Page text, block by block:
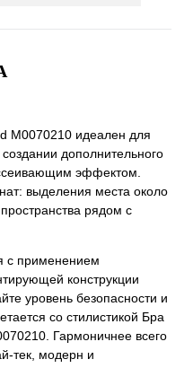
М0070210 идеален для
дополнительного
эффектом.
выделения места около
рядом с
с применением
конструкции
уровень безопасности и
со стилистикой Бра
Гармоничнее всего
тек, модерн и